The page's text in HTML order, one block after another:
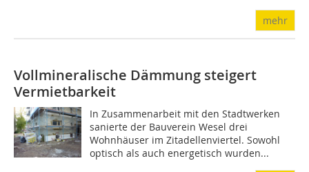
mehr
Vollmineralische Dämmung steigert
Vermietbarkeit
In Zusammenarbeit mit den Stadtwerken
sanierte der Bauverein Wesel drei
Wohnhäuser im Zitadellenviertel. Sowohl
optisch als auch energetisch wurden...